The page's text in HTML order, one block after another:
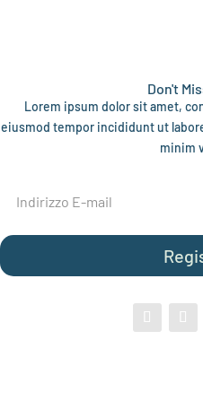
Don't
Lorem ipsum dolor sit amet,
eiusmod tempor incididunt ut
minim